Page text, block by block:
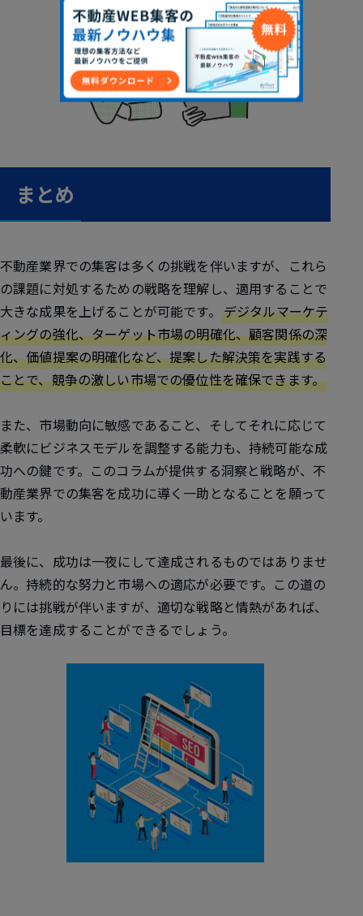
まとめ
不動産業界での集客は多くの挑戦を伴いますが、これら
の課題に対処するための戦略を理解し、適用することで
大きな成果を上げることが可能です。 デジタルマーケテ
ィングの強化、ターゲット市場の明確化、顧客関係の深
化、価値提案の明確化など、提案した解決策を実践する
ことで、競争の激しい市場での優位性を確保できます。
また、市場動向に敏感であること、そしてそれに応じて
柔軟にビジネスモデルを調整する能力も、持続可能な成
功への鍵です。このコラムが提供する洞察と戦略が、不
動産業界での集客を成功に導く一助となることを願って
います。
最後に、成功は一夜にして達成されるものではありませ
ん。持続的な努力と市場への適応が必要です。この道の
りには挑戦が伴いますが、適切な戦略と情熱があれば、
目標を達成することができるでしょう。